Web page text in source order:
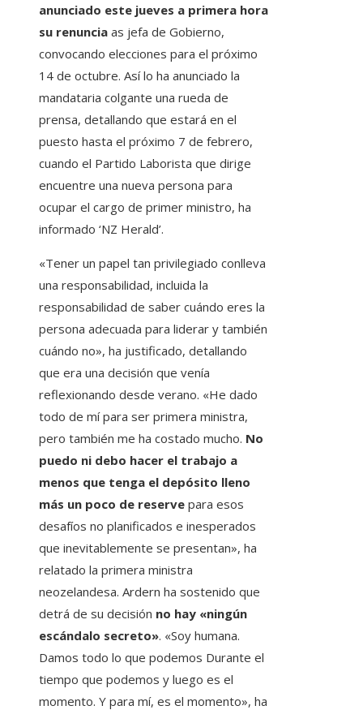
anunciado este jueves a primera hora
su renuncia as jefa de Gobierno,
convocando elecciones para el próximo
14 de octubre. Así lo ha anunciado la
mandataria colgante una rueda de
prensa, detallando que estará en el
puesto hasta el próximo 7 de febrero,
cuando el Partido Laborista que dirige
encuentre una nueva persona para
ocupar el cargo de primer ministro, ha
informado ‘NZ Herald’.
«Tener un papel tan privilegiado conlleva
una responsabilidad, incluida la
responsabilidad de saber cuándo eres la
persona adecuada para liderar y también
cuándo no», ha justificado, detallando
que era una decisión que venía
reflexionando desde verano. «He dado
todo de mí para ser primera ministra,
pero también me ha costado mucho. No
puedo ni debo hacer el trabajo a
menos que tenga el depósito lleno
más un poco de reserve para esos
desafíos no planificados e inesperados
que inevitablemente se presentan», ha
relatado la primera ministra
neozelandesa. Ardern ha sostenido que
detrá de su decisión no hay «ningún
escándalo secreto». «Soy humana.
Damos todo lo que podemos Durante el
tiempo que podemos y luego es el
momento. Y para mí, es el momento», ha